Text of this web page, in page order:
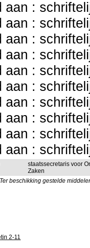
aan :
aan :
aan :
aan :
aan :
aan :
aan :
aan :
aan :
aan :
staatssecretaris voor
Zaken
beschikking gestelde
2-11